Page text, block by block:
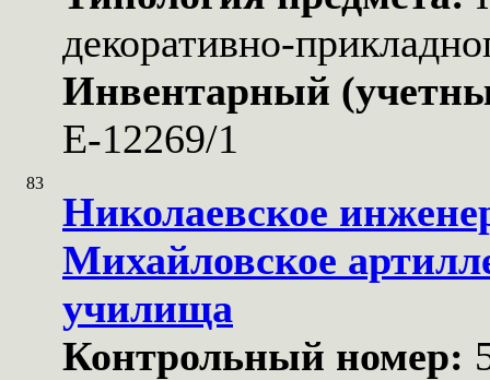
декоративно-
Инвентарный
Е-12269/1
83
Николаевское
Михайловское
училища
Контрольный номер: